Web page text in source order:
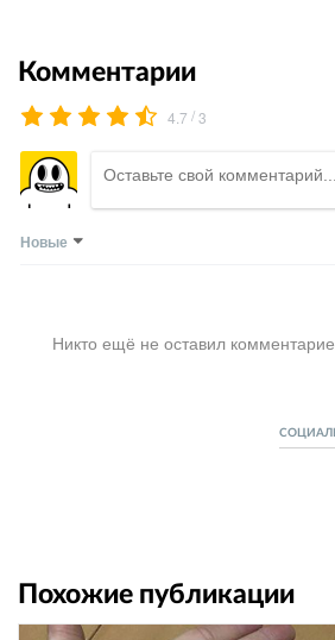
Комментарии
4.7 /3
Новые
Никто ещё не оставил
Похожие публикации